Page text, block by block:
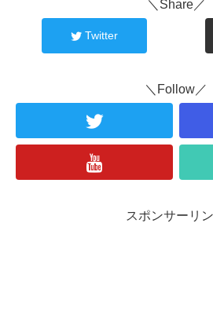
＼Share／
Twitter
＼Follow／
スポンサーリ